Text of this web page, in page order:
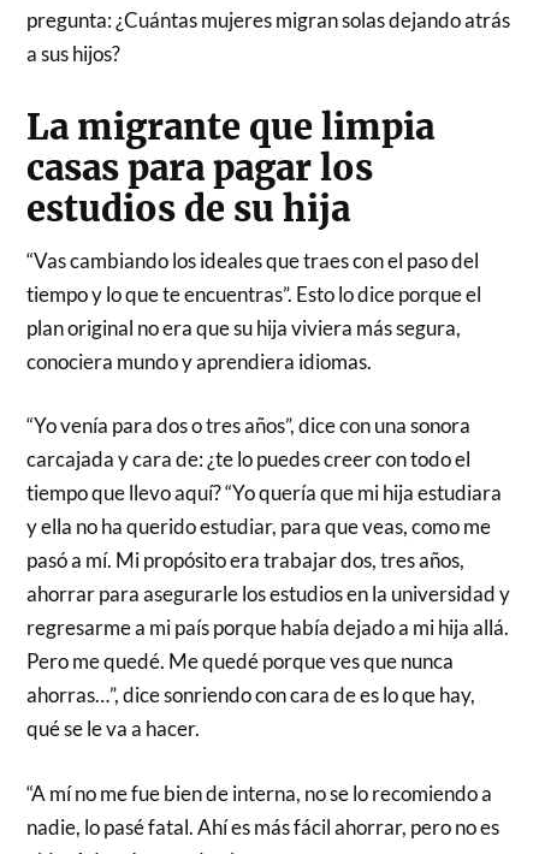
pregunta: ¿Cuántas mujeres migran solas dejando atrás
a sus hijos?
La migrante que limpia
casas para pagar los
estudios de su hija
“Vas cambiando los ideales que traes con el paso del
tiempo y lo que te encuentras”. Esto lo dice porque el
plan original no era que su hija viviera más segura,
conociera mundo y aprendiera idiomas.
“Yo venía para dos o tres años”, dice con una sonora
carcajada y cara de: ¿te lo puedes creer con todo el
tiempo que llevo aquí? “Yo quería que mi hija estudiara
y ella no ha querido estudiar, para que veas, como me
pasó a mí. Mi propósito era trabajar dos, tres años,
ahorrar para asegurarle los estudios en la universidad y
regresarme a mi país porque había dejado a mi hija allá.
Pero me quedé. Me quedé porque ves que nunca
ahorras…”, dice sonriendo con cara de es lo que hay,
qué se le va a hacer.
“A mí no me fue bien de interna, no se lo recomiendo a
nadie, lo pasé fatal. Ahí es más fácil ahorrar, pero no es